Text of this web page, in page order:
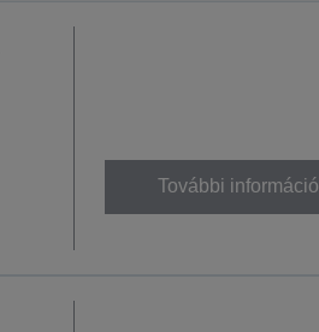
További információ